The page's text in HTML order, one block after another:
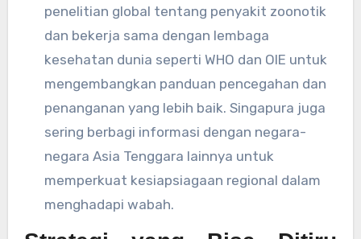
penelitian global tentang penyakit zoonotik
dan bekerja sama dengan lembaga
kesehatan dunia seperti WHO dan OIE untuk
mengembangkan panduan pencegahan dan
penanganan yang lebih baik. Singapura juga
sering berbagi informasi dengan negara-
negara Asia Tenggara lainnya untuk
memperkuat kesiapsiagaan regional dalam
menghadapi wabah.